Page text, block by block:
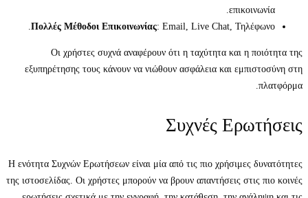
επικοινωνία.
Πολλές Μέθοδοι Επικοινωνίας: Email, Live Chat, Τηλέφωνο.
Οι χρήστες συχνά αναφέρουν ότι η ταχύτητα και η ποιότητα της
εξυπηρέτησης τους κάνουν να νιώθουν ασφάλεια και εμπιστοσύνη στη
πλατφόρμα.
Συχνές Ερωτήσεις
Η ενότητα Συχνών Ερωτήσεων είναι μία από τις πιο χρήσιμες δυνατότητες
της ιστοσελίδας. Οι χρήστες μπορούν να βρουν απαντήσεις στις πιο κοινές